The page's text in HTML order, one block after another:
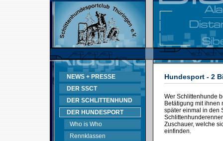
NEWS + PRESSE
DER SSCT
DER SCHLITTENHUND
DER HUNDESPORT
Who is Who
Rennklassen
Hundesport - 2
Wer Schlittenhunde
Betätigung mit ihnen
später einmal in den
Zuschauer, welche
einfinden.